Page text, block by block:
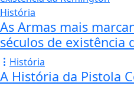
História
As Armas mais
séculos de existência
História
A História da Pistola